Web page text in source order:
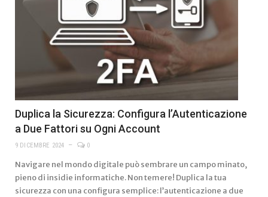
Duplica la Sicurezza: Configura l’Autenticazione
a Due Fattori su Ogni Account
9 DICEMBRE 2024 0
Navigare nel mondo digitale può sembrare un campo minato,
pieno di insidie informatiche. Non temere! Duplica la tua
sicurezza con una configura semplice: l’autenticazione a due